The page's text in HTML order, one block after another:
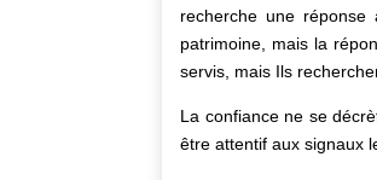
recherche une réponse
patrimoine, mais la
servis, mais Ils
La confiance ne se
être attentif aux signaux